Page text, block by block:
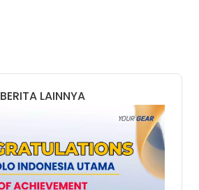
BERITA LAINNYA